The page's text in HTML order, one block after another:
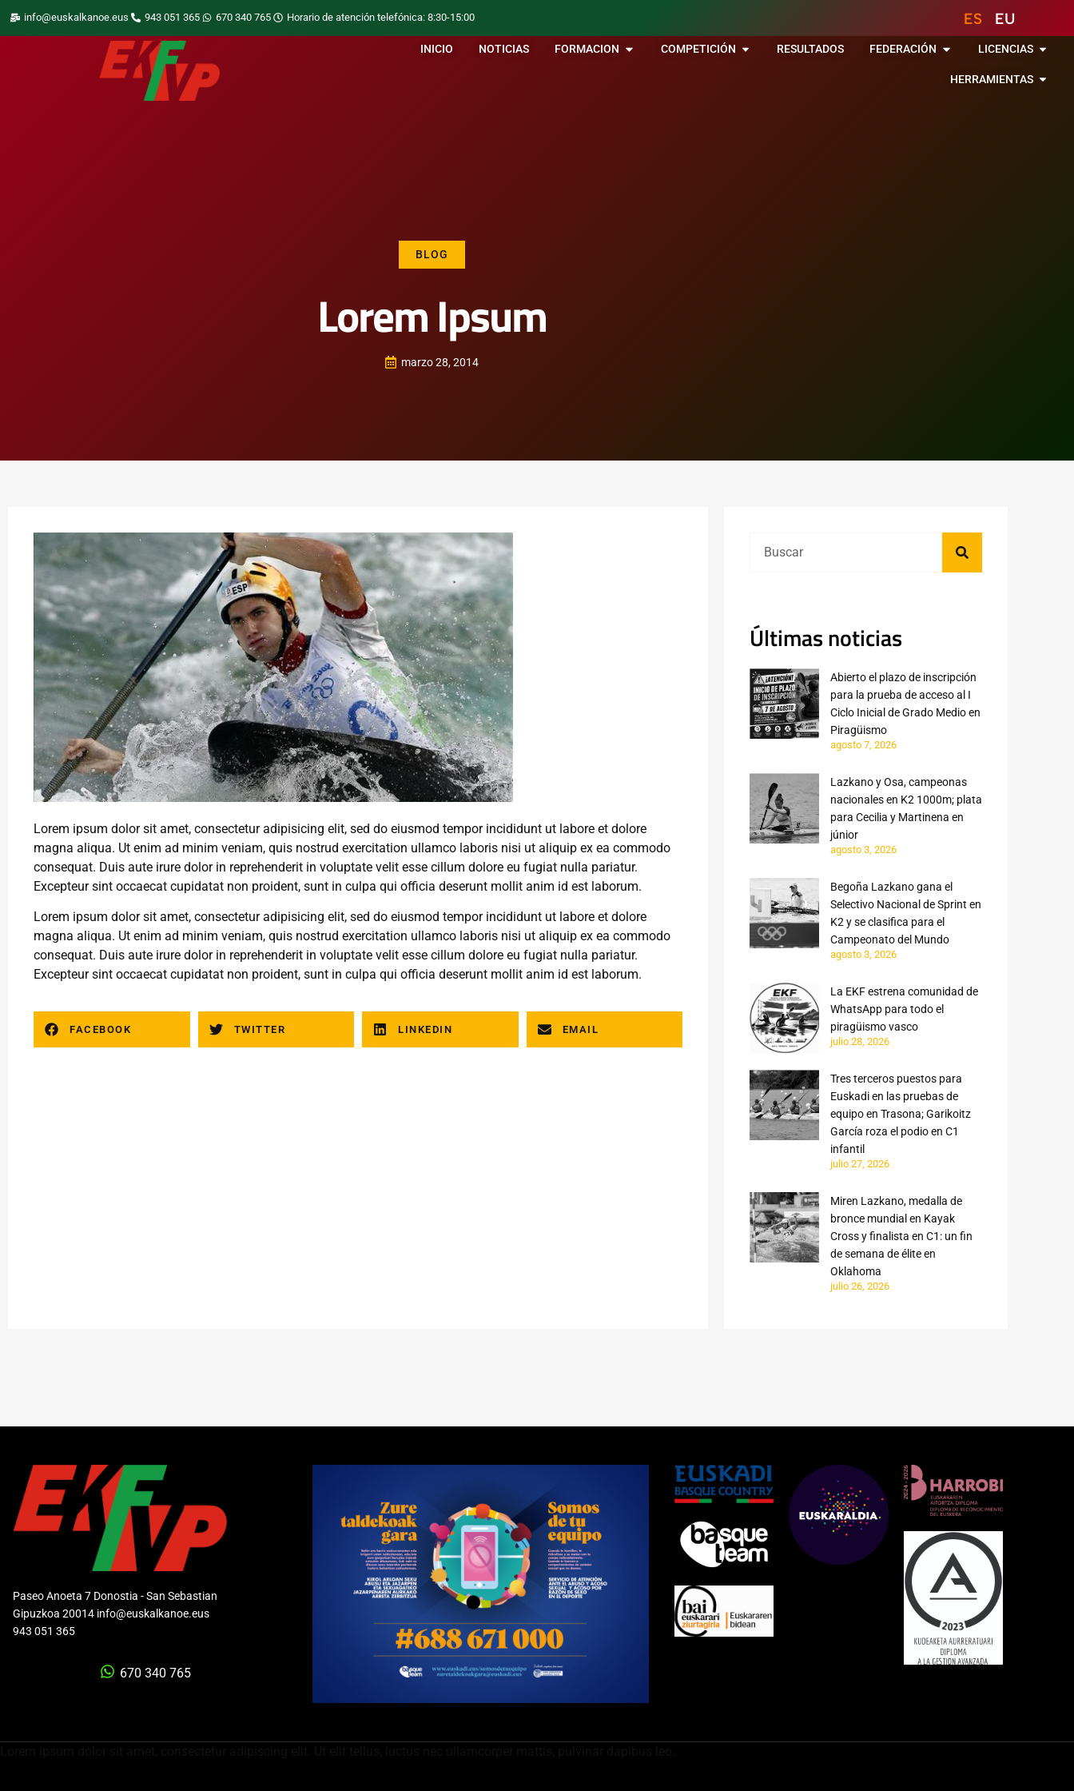
info@euskalkanoe.eus 943 051 365 670 340 765 Horario de atención telefónica: 8:30-15:00 ES EU
INICIO NOTICIAS FORMACION COMPETICIÓN RESULTADOS FEDERACIÓN LICENCIAS
HERRAMIENTAS
BLOG
Lorem Ipsum
marzo 28, 2014
Lorem ipsum dolor sit amet, consectetur adipisicing elit, sed do eiusmod tempor incididunt ut labore et dolore
magna aliqua. Ut enim ad minim veniam, quis nostrud exercitation ullamco laboris nisi ut aliquip ex ea commodo
consequat. Duis aute irure dolor in reprehenderit in voluptate velit esse cillum dolore eu fugiat nulla pariatur.
Excepteur sint occaecat cupidatat non proident, sunt in culpa qui officia deserunt mollit anim id est laborum.
Lorem ipsum dolor sit amet, consectetur adipisicing elit, sed do eiusmod tempor incididunt ut labore et dolore
magna aliqua. Ut enim ad minim veniam, quis nostrud exercitation ullamco laboris nisi ut aliquip ex ea commodo
consequat. Duis aute irure dolor in reprehenderit in voluptate velit esse cillum dolore eu fugiat nulla pariatur.
Excepteur sint occaecat cupidatat non proident, sunt in culpa qui officia deserunt mollit anim id est laborum.
FACEBOOK TWITTER LINKEDIN EMAIL
Últimas noticias
Abierto el plazo de inscripción
para la prueba de acceso al I
Ciclo Inicial de Grado Medio en
Piragüismo
agosto 7, 2026
Lazkano y Osa, campeonas
nacionales en K2 1000m; plata
para Cecilia y Martinena en
júnior
agosto 3, 2026
Begoña Lazkano gana el
Selectivo Nacional de Sprint en
K2 y se clasifica para el
Campeonato del Mundo
agosto 3, 2026
La EKF estrena comunidad de
WhatsApp para todo el
piragüismo vasco
julio 28, 2026
Tres terceros puestos para
Euskadi en las pruebas de
equipo en Trasona; Garikoitz
García roza el podio en C1
infantil
julio 27, 2026
Miren Lazkano, medalla de
bronce mundial en Kayak
Cross y finalista en C1: un fin
de semana de élite en
Oklahoma
julio 26, 2026
Paseo Anoeta 7 Donostia - San Sebastian
Gipuzkoa 20014 info@euskalkanoe.eus
943 051 365
670 340 765